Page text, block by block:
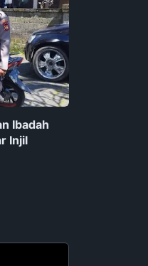
Ibadah
Injil